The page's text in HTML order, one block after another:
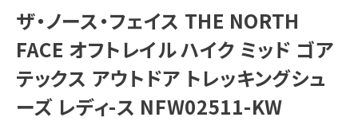
ACCOUNT MENU
ようこそ ゲスト 様
meeting_room ログイン person 会員登録
スポーツから選ぶ
ザ・ノース・フェイス THE NORTH
FACE オフトレイル ハイク ミッド ゴア
テックス アウトドア トレッキングシュ
ーズ レディ-ス NFW02511-KW